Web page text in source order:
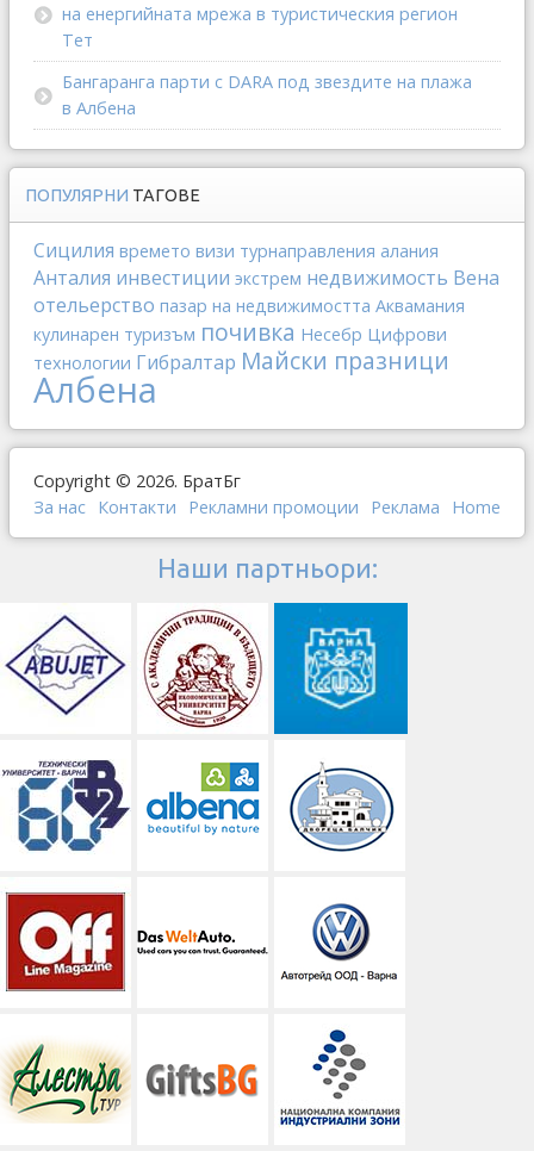
на енергийната мрежа в туристическия регион
Тет
Бангаранга парти с DARA под звездите на плажа
в Албена
ПОПУЛЯРНИ ТАГОВЕ
Сицилия времето визи турнаправления алания
Анталия инвестиции экстрем недвижимость Вена
отельерство пазар на недвижимостта Аквамания
кулинарен туризъм почивка Несебр Цифрови
технологии Гибралтар Майски празници
Албена
Copyright © 2026. БратБг
За нас Контакти Рекламни промоции Реклама Home
Наши партньори: